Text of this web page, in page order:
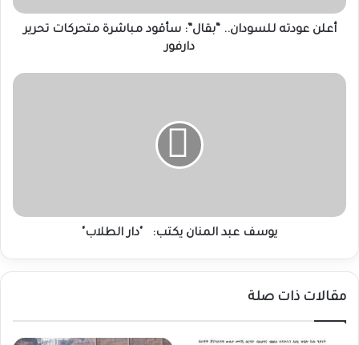
دارفور
أعلن عودته للسودان.. “بقال”: سأقود مباشرة متحركات تحرير
دارفور
يوسف
يوسف عبد المنان يكتب: "دار الطلاب"
مقالات ذات صلة